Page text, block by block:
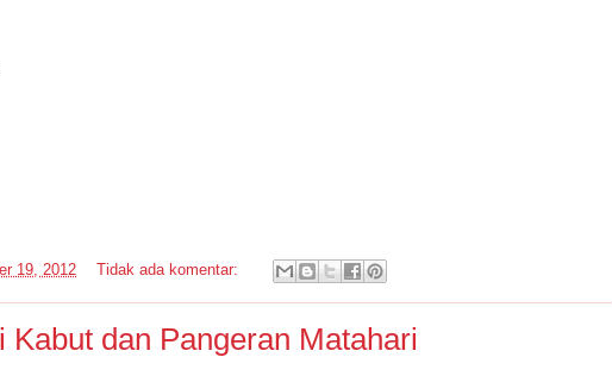
19, 2012 Tidak ada komentar:
Kabut dan Pangeran Matahari